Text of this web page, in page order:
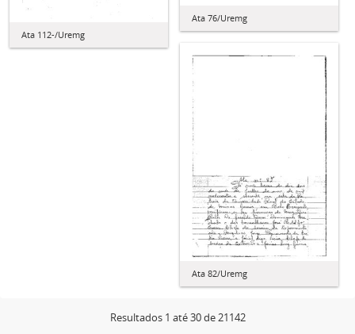
Ata 112-/Uremg
Ata 76/Uremg
Ata 82/Uremg
Resultados 1 até 30 de 21142